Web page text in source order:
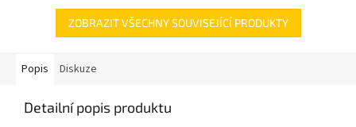
ZOBRAZIT VŠECHNY SOUVISEJÍCÍ PRODUKTY
Popis Diskuze
Detailní popis produktu